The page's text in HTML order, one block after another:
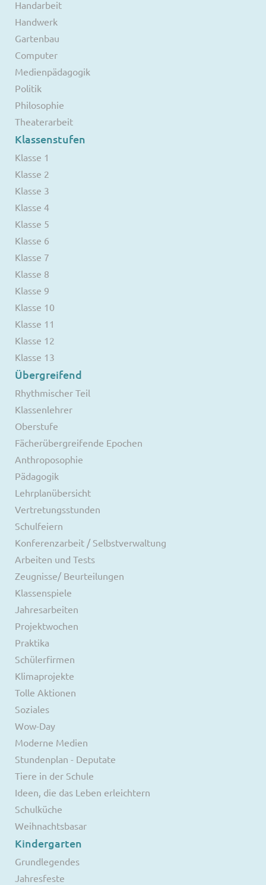
Handarbeit
Handwerk
Gartenbau
Computer
Medienpädagogik
Politik
Philosophie
Theaterarbeit
Klassenstufen
Klasse 1
Klasse 2
Klasse 3
Klasse 4
Klasse 5
Klasse 6
Klasse 7
Klasse 8
Klasse 9
Klasse 10
Klasse 11
Klasse 12
Klasse 13
Übergreifend
Rhythmischer Teil
Klassenlehrer
Oberstufe
Fächerübergreifende Epochen
Anthroposophie
Pädagogik
Lehrplanübersicht
Vertretungsstunden
Schulfeiern
Konferenzarbeit / Selbstverwaltung
Arbeiten und Tests
Zeugnisse/ Beurteilungen
Klassenspiele
Jahresarbeiten
Projektwochen
Praktika
Schülerfirmen
Klimaprojekte
Tolle Aktionen
Soziales
Wow-Day
Moderne Medien
Stundenplan - Deputate
Tiere in der Schule
Ideen, die das Leben erleichtern
Schulküche
Weihnachtsbasar
Kindergarten
Grundlegendes
Jahresfeste